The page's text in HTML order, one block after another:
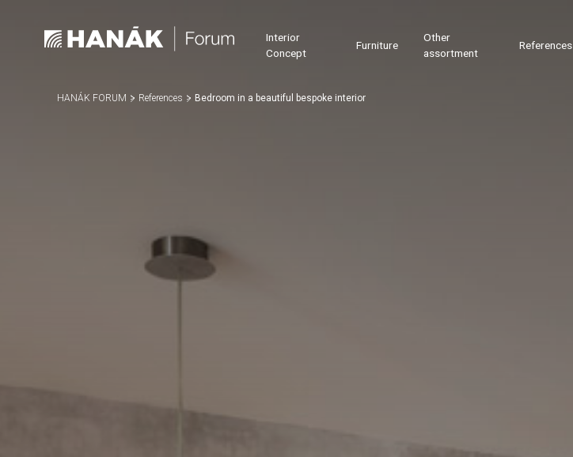
Interior
Concept
Furniture
Other
assortment
References
HANÁK FORUM References Bedroom in a beautiful bespoke interior